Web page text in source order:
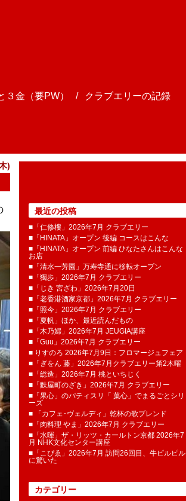
３金（要PW）
クラブエリーの記録
)
最近の投稿
■「仁修樓」2026年7月 クラブエリー
■「HINATA」オープン 後編 コースはこんな
■「HINATA」オープン 前編 ひなたさんはこんな
お店
■「清水一芳園」万寿寺通に移転オープン
■「獨歩」2026年7月 クラブエリー
■「じき 宮ざわ」2026年7月20日
■「老香港酒家京都」2026年7月 クラブエリー
■「照今」2026年7月 クラブエリー
■「夏帆」ほか、最近読んだもの
■「木乃婦」2026年7月 JEUGIA講座
■「Guu」2026年7月 クラブエリー
■ りすのろ 2026年7月9日：フロマージュフェア
■「ぎをん 藤」2026年7月クラブエリー第2木曜
■「総造」2026年7月 桃といちじく
■「麩屋町のざき」2026年7月 クラブエリー
■「果心」のパティスリ「 菓​心」でまるごとシリ
ーズ
■ 「カフェ･ヴェルディ」乾杯の歌ブレンド
■「肉料理 やま」2026年7月 クラブエリー
■「水暉」ザ・リッツ・カールトン京都 2026年7
月 NHK文化センター講座
■「こぴゑ」2026年7月 訪問26回目、牛ピルピル
に驚いた
カテゴリー